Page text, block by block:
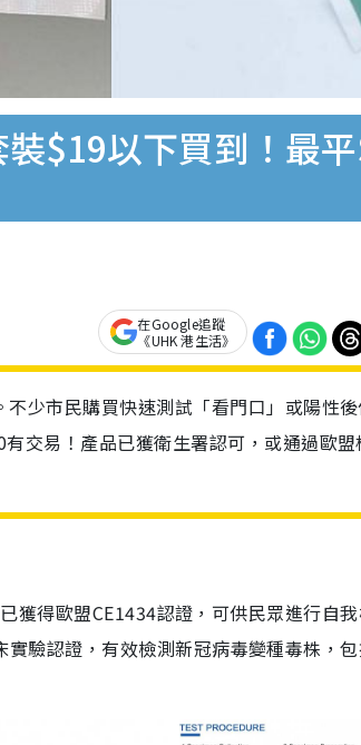
裝$19以下買到！最
在Google追蹤
《UHK 港生活》
少市民購買快速測試「看門口」或陽性
交易！產品已獲衛生署認可，或通過歐盟
獲得歐盟CE1434認證，可供民眾進行自
驗認證，有效檢測新冠病毒變種毒株，